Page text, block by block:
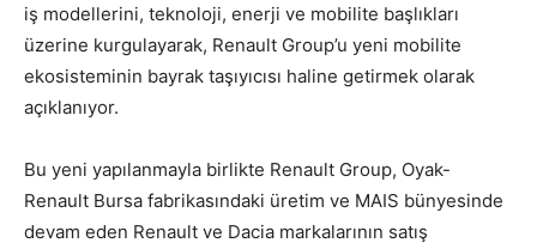
iş modellerini, teknoloji, enerji ve mobilite başlıkları
üzerine kurgulayarak, Renault Group’u yeni mobilite
ekosisteminin bayrak taşıyıcısı haline getirmek olarak
açıklanıyor.
Bu yeni yapılanmayla birlikte Renault Group, Oyak-
Renault Bursa fabrikasındaki üretim ve MAIS bünyesinde
devam eden Renault ve Dacia markalarının satış